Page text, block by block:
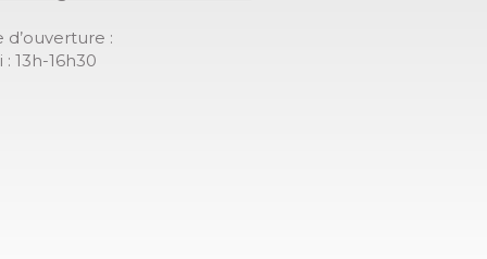
d’ouverture :
: 13h-16h30